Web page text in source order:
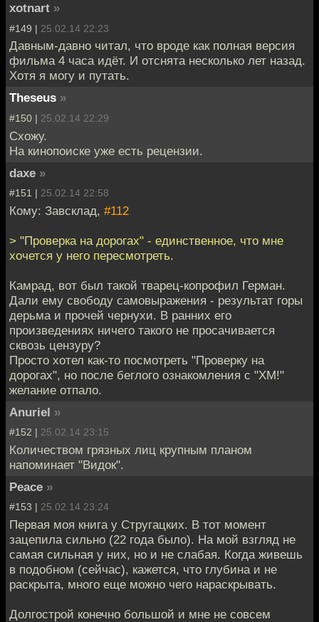
xotnart »
#149 | 25.02.14 22:23
Давным-давно читал, что вроде как полная версия
фильма 4 часа идёт. И отснята несколько лет назад.
Хотя я могу и путать.
Theseus »
#150 | 25.02.14 22:29
Схожу.
На кинопоиске уже есть рецензии.
daxe »
#151 | 25.02.14 22:58
Кому: Завсклад, #112
> "Проверка на дорогах" - единственное, что мне
хочется у него пересмотреть.
Камрад, вот был такой тварец-копрофил Герман.
Дали ему свободу самовыражения - результат горы
дерьма и прочей чернухи. В ранних его
произведениях ничего такого не просачивается
сквозь цензуру?
Просто хотел как-то посмотреть "Проверку на
дорогах", но после беглого ознакомления с "ХМ!"
желание отпало.
Anuriel »
#152 | 25.02.14 23:15
Количеством грязных лиц крупным планом
напоминает "Видок".
Peace »
#153 | 25.02.14 23:24
Первая моя книга у Стругацких. В тот момент
зацепила сильно (22 года было). На мой взгляд не
самая сильная у них, но и не слабая. Когда живешь
в подобном (сейчас), кажется, что глубина и не
раскрыта, много еще можно чего нараскрывать.
Долгострой конечно большой и мне не совсем